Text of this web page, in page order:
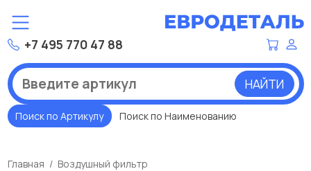
+7 495 770 47 88
НАЙТИ
Поиск по Артикулу Поиск по Наименованию
Главная Воздушный фильтр